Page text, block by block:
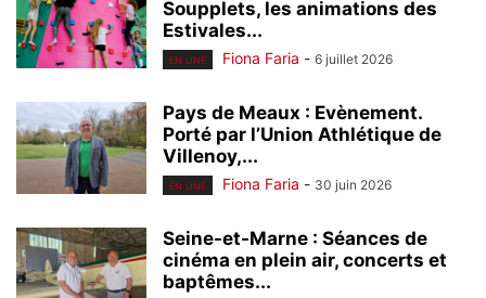
Soupplets, les animations des
Estivales...
EN UNE Fiona Faria - 6 juillet 2026
Pays de Meaux : Evènement.
Porté par l’Union Athlétique de
Villenoy,...
EN UNE Fiona Faria - 30 juin 2026
Seine-et-Marne : Séances de
cinéma en plein air, concerts et
baptêmes...